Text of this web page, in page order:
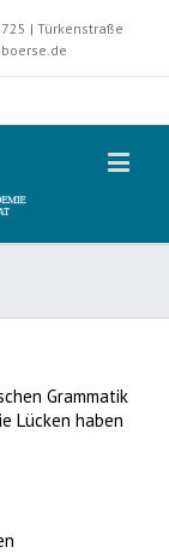
| Türkenstraße
Grammatik
Lücken haben